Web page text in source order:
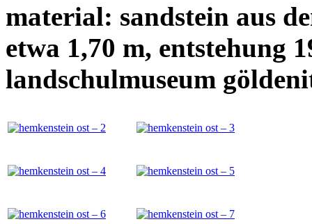
material: sandstein aus
etwa 1,70 m, entstehung
landschulmuseum